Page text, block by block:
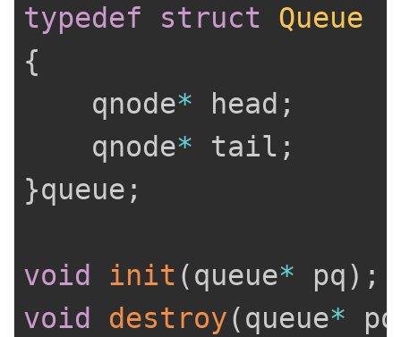
typedef
struct
Queue
{
	qnode
* head ;
	qnode
* tail ;
}queue ;
void init (queue* pq) ;
void
destroy(queue* pq